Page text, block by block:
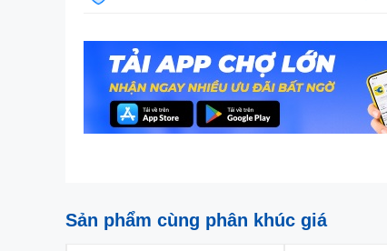
Sản phẩm cùng phân khúc giá